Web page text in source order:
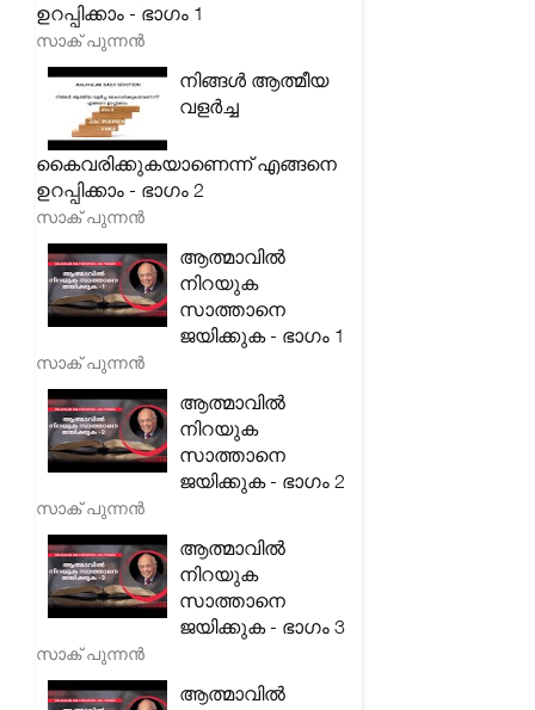
ഉറപ്പിക്കാം - ഭാഗം 1
സാക് പുന്നൻ
നിങ്ങൾ ആത്മീയ
വളർച്ച
കൈവരിക്കുകയാണെന്ന് എങ്ങനെ
ഉറപ്പിക്കാം - ഭാഗം 2
സാക് പുന്നൻ
ആത്മാവിൽ
നിറയുക
സാത്താനെ
ജയിക്കുക - ഭാഗം 1
സാക് പുന്നൻ
ആത്മാവിൽ
നിറയുക
സാത്താനെ
ജയിക്കുക - ഭാഗം 2
സാക് പുന്നൻ
ആത്മാവിൽ
നിറയുക
സാത്താനെ
ജയിക്കുക - ഭാഗം 3
സാക് പുന്നൻ
ആത്മാവിൽ